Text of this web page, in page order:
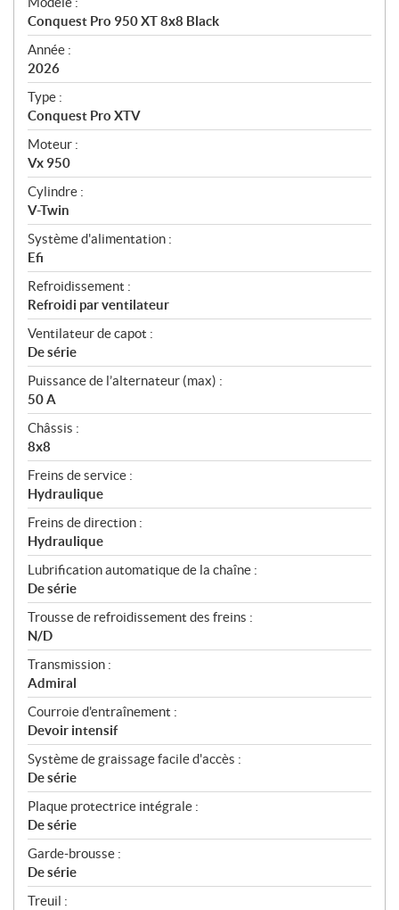
c
i
f
i
c
a
t
i
o
n
s
Conquest Pro 950 XT 8x8 Black
Année :
2026
Type :
Conquest Pro XTV
Moteur :
Vx 950
Cylindre :
V-Twin
Système d'alimentation :
Efi
Refroidissement :
Refroidi par ventilateur
Ventilateur de capot :
De série
Puissance de l’alternateur (max) :
50 A
Châssis :
8x8
Freins de service :
Hydraulique
Freins de direction :
Hydraulique
Lubrification automatique de la chaîne :
De série
Trousse de refroidissement des freins :
N/D
Transmission :
Admiral
Courroie d'entraînement :
Devoir intensif
Système de graissage facile d'accès :
De série
Plaque protectrice intégrale :
De série
Garde-brousse :
De série
Treuil :